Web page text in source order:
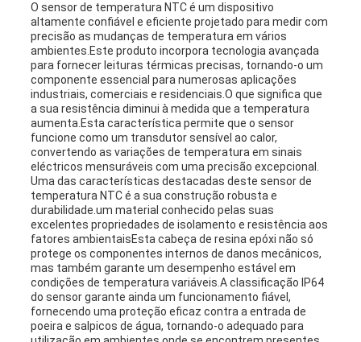
PRIVACY
POLICY
O sensor de temperatura NTC é um dispositivo
altamente confiável e eficiente projetado para medir com
precisão as mudanças de temperatura em vários
ambientes.Este produto incorpora tecnologia avançada
para fornecer leituras térmicas precisas, tornando-o um
componente essencial para numerosas aplicações
industriais, comerciais e residenciais.O que significa que
a sua resistência diminui à medida que a temperatura
aumenta.Esta característica permite que o sensor
funcione como um transdutor sensível ao calor,
convertendo as variações de temperatura em sinais
eléctricos mensuráveis com uma precisão excepcional.
Uma das características destacadas deste sensor de
temperatura NTC é a sua construção robusta e
durabilidade.um material conhecido pelas suas
excelentes propriedades de isolamento e resistência aos
fatores ambientaisEsta cabeça de resina epóxi não só
protege os componentes internos de danos mecânicos,
mas também garante um desempenho estável em
condições de temperatura variáveis.A classificação IP64
do sensor garante ainda um funcionamento fiável,
fornecendo uma proteção eficaz contra a entrada de
poeira e salpicos de água, tornando-o adequado para